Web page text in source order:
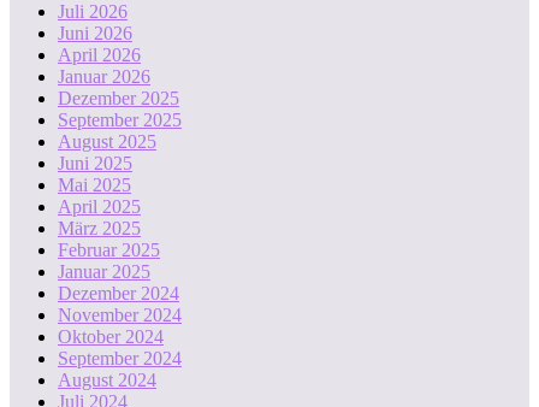
Juli 2026
Juni 2026
April 2026
Januar 2026
Dezember 2025
September 2025
August 2025
Juni 2025
Mai 2025
April 2025
März 2025
Februar 2025
Januar 2025
Dezember 2024
November 2024
Oktober 2024
September 2024
August 2024
Juli 2024